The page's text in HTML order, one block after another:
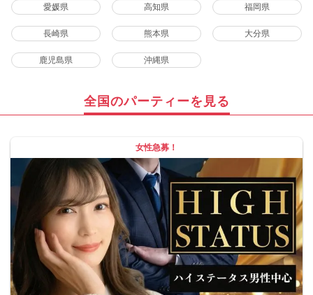
愛媛県 高知県 福岡県
長崎県 熊本県 大分県
鹿児島県 沖縄県
全国のパーティーを見る
女性急募！